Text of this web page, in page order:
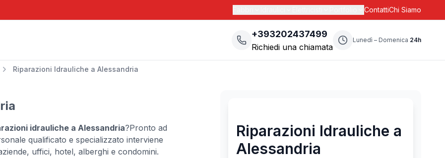
ContattiChi Siamo
+393202437499
Richiedi una chiamata
Lunedì – Domenica 24h
Riparazioni Idrauliche a Alessandria
idrauliche a Alessandria?Pronto ad
qualificato e specializzato interviene
uffici, hotel, alberghi e condomini.
Riparazioni Idrauliche a
Alessandria